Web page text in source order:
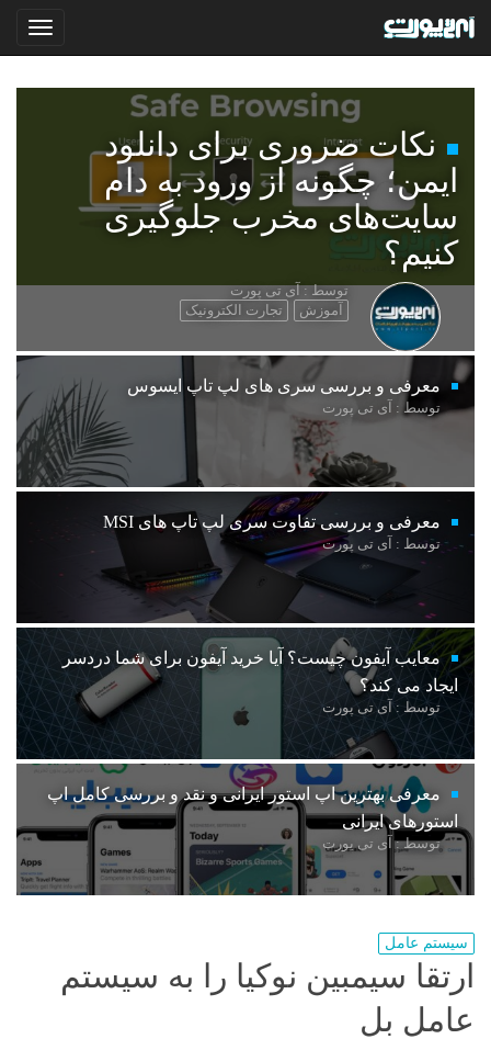
نکات ضروری برای دانلود
ایمن؛ چگونه از ورود به دام
سایت‌های مخرب جلوگیری
کنیم؟
توسط : آی تی پورت
آموزش
تجارت الکترونیک
معرفی و بررسی سری های لپ تاپ ایسوس
توسط : آی تی پورت
معرفی و بررسی تفاوت سری لپ تاپ های MSI
توسط : آی تی پورت
معایب آیفون چیست؟ آیا خرید آیفون برای شما دردسر
ایجاد می کند؟
توسط : آی تی پورت
معرفی بهترین اپ استور ایرانی و نقد و بررسی کامل اپ
استورهای ایرانی
توسط : آی تی پورت
سیستم عامل
ارتقا سیمبین نوکیا را به سیستم
عامل بل